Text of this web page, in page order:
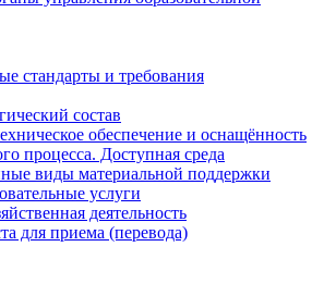
стандарты и требования
состав
обеспечение и оснащённость
процесса. Доступная среда
виды материальной поддержки
услуги
деятельность
для приема (перевода)